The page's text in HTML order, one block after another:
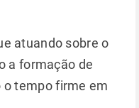
atuando sobre o
a formação de
o tempo firme em